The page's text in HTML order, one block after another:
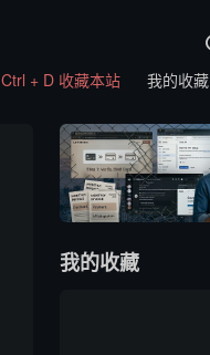
我的收藏
Ctrl + D 收藏本站
我的收藏